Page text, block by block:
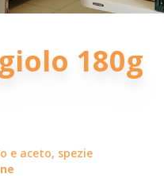
180g
e aceto, spezie